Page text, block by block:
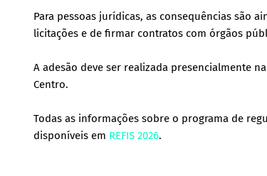
Para pessoas jurídicas, as consequências são
licitações e de firmar contratos com órgãos
A adesão deve ser realizada presencialmente
Centro.
Todas as informações sobre o programa de
disponíveis em REFIS 2026.